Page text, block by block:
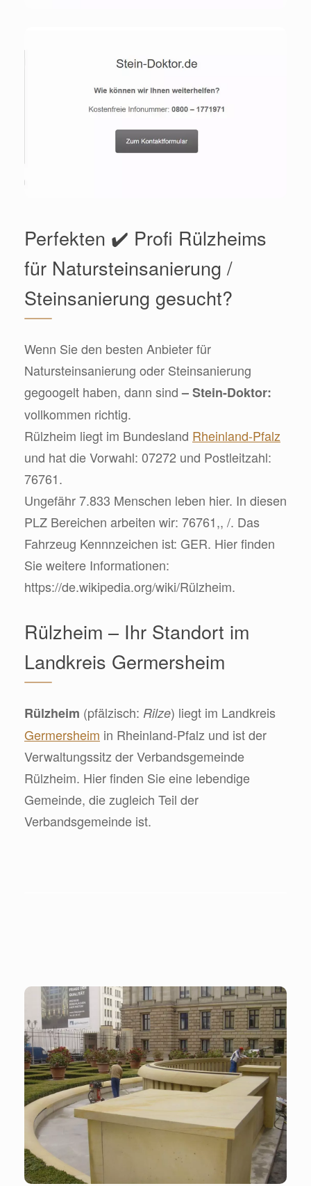
Perfekten ✔️ Profi Rülzheims
für Natursteinsanierung /
Steinsanierung gesucht?
Wenn Sie den besten Anbieter für
Natursteinsanierung oder Steinsanierung
gegoogelt haben, dann sind– Stein-Doktor:
vollkommen richtig.
Rülzheim liegt im Bundesland Rheinland-Pfalz
und hat die Vorwahl: 07272 und Postleitzahl:
76761.
Ungefähr 7.833 Menschen leben hier. In diesen
PLZ Bereichen arbeiten wir: 76761,, /. Das
Fahrzeug Kennnzeichen ist: GER. Hier finden
Sie weitere Informationen:
https://de.wikipedia.org/wiki/Rülzheim.
Rülzheim – Ihr Standort im
Landkreis Germersheim
Rülzheim (pfälzisch: Rilze) liegt im Landkreis
Germersheim in Rheinland-Pfalz und ist der
Verwaltungssitz der Verbandsgemeinde
Rülzheim. Hier finden Sie eine lebendige
Gemeinde, die zugleich Teil der
Verbandsgemeinde ist.